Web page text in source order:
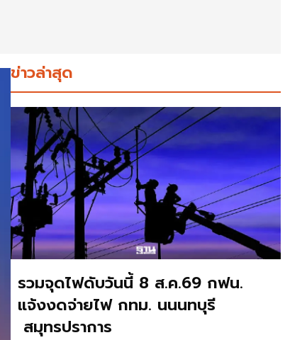
ข่าวล่าสุด
รวมจุดไฟดับวันนี้ 8 ส.ค.69 กฟน.
แจ้งงดจ่ายไฟ กทม. นนนทบุรี
สมุทรปราการ